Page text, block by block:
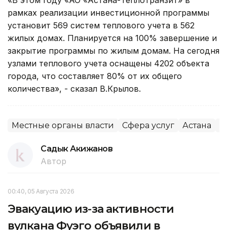
рамках реализации инвестиционной программы
установит 569 систем теплового учета в 562
жилых домах. Планируется на 100% завершение и
закрытие программы по жилым домам. На сегодня
узлами теплового учета оснащены 4202 объекта
города, что составляет 80% от их общего
количества», - сказал В.Крылов.
Местные органы власти Сфера услуг Астана
Садык Акижанов
Автор
00:40, 05 Августа 2026
Эвакуацию из-за активности
вулкана Фуэго объявили в